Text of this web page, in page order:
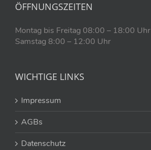
ÖFFNUNGSZEITEN
Montag bis Freitag 08:00 – 18:00 Uhr
Samstag 8:00 – 12:00 Uhr
WICHTIGE LINKS
Impressum
AGBs
Datenschutz